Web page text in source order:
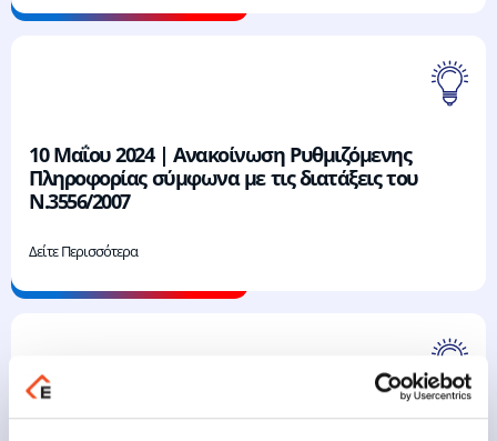
10 Μαΐου 2024 | Ανακοίνωση Ρυθμιζόμενης
Πληροφορίας σύμφωνα με τις διατάξεις του
Ν.3556/2007
Δείτε Περισσότερα